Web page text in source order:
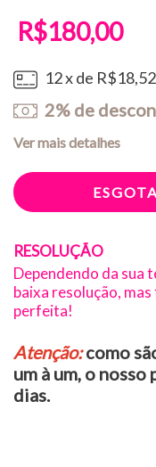
R$180,00
12x de R$18,52
2% de
Ver mais detalhes
RESOLUÇÃO
Dependendo da sua
baixa resolução,
perfeita!
Atenção:como
um à um, o
dias.